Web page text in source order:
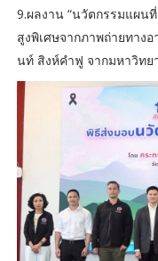
9.ผลงาน “นวัตกรรมแผ
สูงพิเศษจากภาพถ่ายทาง
นท์ สิงห์คำฟู จากมหาวิทย